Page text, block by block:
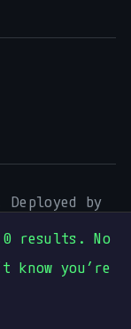
0 results. No
you’re
by
.
·Mureka·